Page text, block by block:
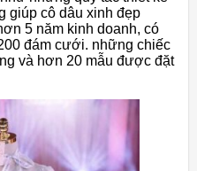
giúp cô dâu xinh đẹp
5 năm kinh doanh, có
đám cưới. những chiếc
và hơn 20 mẫu được đặt